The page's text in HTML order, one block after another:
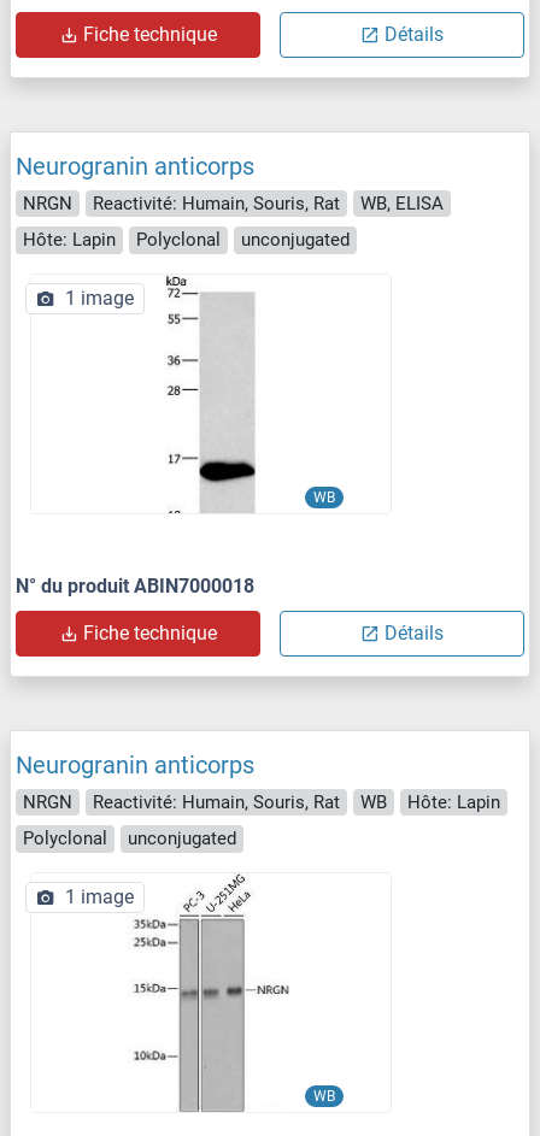
Fiche technique Détails
Neurogranin anticorps
NRGN Reactivité: Humain, Souris, Rat
WB, ELISA
Hôte: Lapin
Polyclonal unconjugated
WB
1 image
N° du produit ABIN7000018
Fiche technique Détails
Neurogranin anticorps
NRGN Reactivité: Humain, Souris, Rat WB
Hôte: Lapin
Polyclonal
unconjugated
WB
1 image